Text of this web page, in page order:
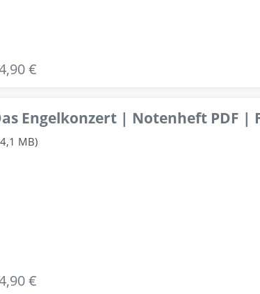
€
Engelkonzert | Notenheft PDF |
MB)
€